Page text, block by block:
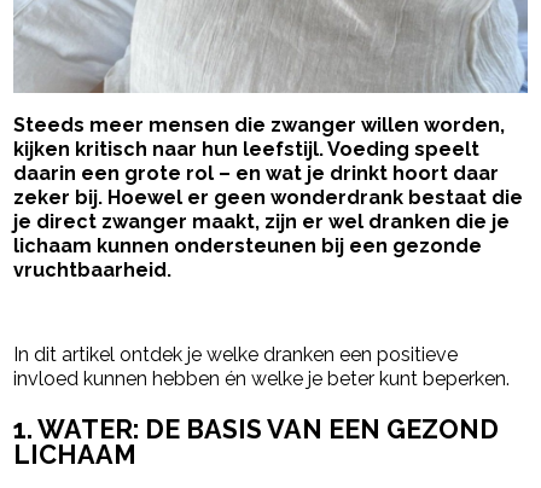
Steeds meer mensen die zwanger willen worden,
kijken kritisch naar hun leefstijl. Voeding speelt
daarin een grote rol – en wat je drinkt hoort daar
zeker bij. Hoewel er geen wonderdrank bestaat die
je direct zwanger maakt, zijn er wel dranken die je
lichaam kunnen ondersteunen bij een gezonde
vruchtbaarheid.
In dit artikel ontdek je welke dranken een positieve
invloed kunnen hebben én welke je beter kunt beperken.
1. WATER: DE BASIS VAN EEN GEZOND
LICHAAM